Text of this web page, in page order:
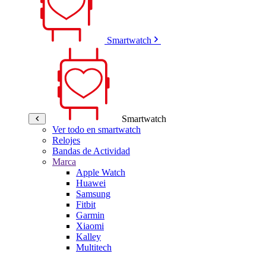
Smartwatch
Smartwatch
Ver todo en smartwatch
Relojes
Bandas de Actividad
Marca
Apple Watch
Huawei
Samsung
Fitbit
Garmin
Xiaomi
Kalley
Multitech